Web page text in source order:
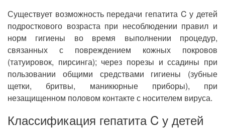
Существует возможность передачи гепатита C у детей
подросткового возраста при несоблюдении правил и
норм гигиены во время выполнении процедур,
связанных с повреждением кожных покровов
(татуировок, пирсинга); через порезы и ссадины при
пользовании общими средствами гигиены (зубные
щетки, бритвы, маникюрные приборы), при
незащищенном половом контакте с носителем вируса.
Классификация гепатита C у детей